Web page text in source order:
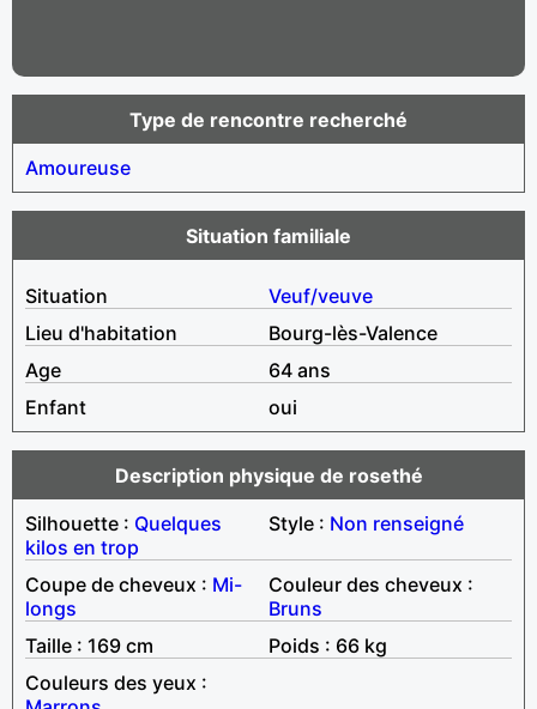
Type de rencontre recherché
Amoureuse
Situation familiale
Situation
Veuf/veuve
Lieu d'habitation
Bourg-lès-Valence
Age
64 ans
Enfant
oui
Description physique de rosethé
Silhouette : Quelques
kilos en trop
Style : Non renseigné
Coupe de cheveux : Mi-
longs
Couleur des cheveux :
Bruns
Taille : 169 cm
Poids : 66 kg
Couleurs des yeux :